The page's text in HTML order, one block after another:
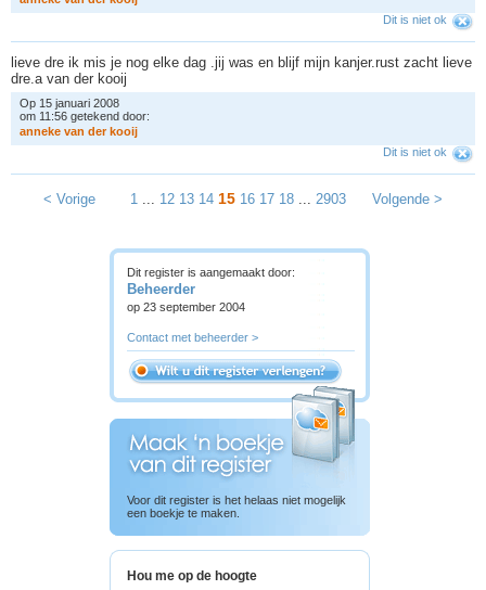
Dit is niet ok
lieve dre ik mis je nog elke dag .jij was en blijf mijn kanjer.rust zacht lieve
dre.a van der kooij
Op 15 januari 2008
om 11:56 getekend door:
anneke van der kooij
Dit is niet ok
< Vorige 1 12 13 14 15 16 17 18 2903 Volgende >
Dit register is aangemaakt door:
Beheerder
op 23 september 2004
Contact met beheerder >
Voor dit register is het helaas niet mogelijk
een boekje te maken.
Hou me op de hoogte